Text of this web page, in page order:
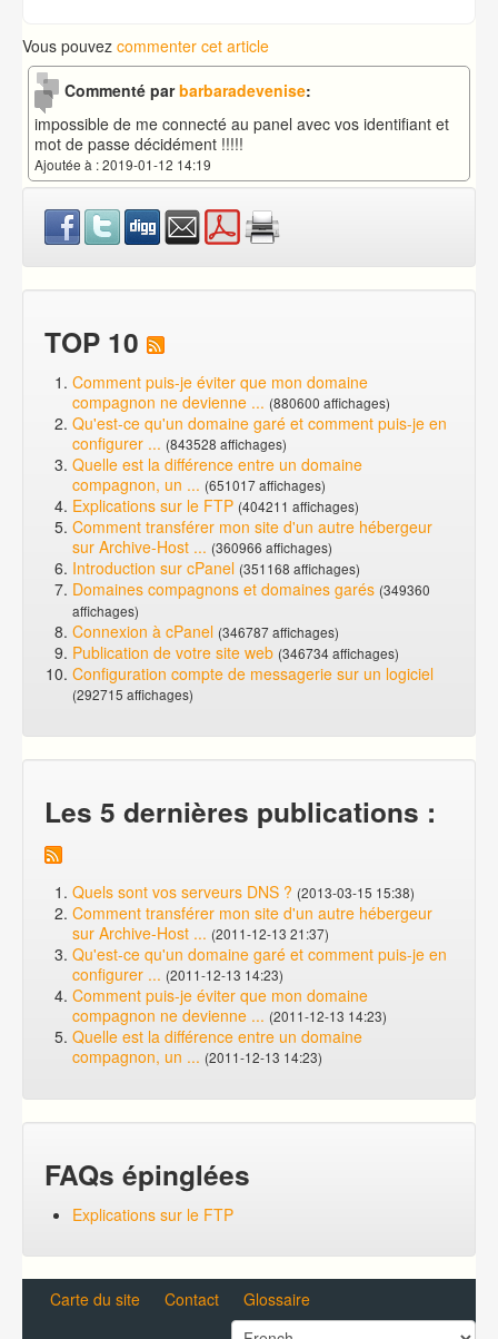
Vous pouvez commenter cet article
Commenté parbarbaradevenise:
impossible de me connecté au panel avec vos identifiant et
mot de passe décidément !!!!!
Ajoutée à : 2019-01-12 14:19
TOP 10
Comment puis-je éviter que mon domaine
compagnon ne devienne ... (880600 affichages)
Qu'est-ce qu'un domaine garé et comment puis-je en
configurer ... (843528 affichages)
Quelle est la différence entre un domaine
compagnon, un ... (651017 affichages)
Explications sur le FTP (404211 affichages)
Comment transférer mon site d'un autre hébergeur
sur Archive-Host ... (360966 affichages)
Introduction sur cPanel (351168 affichages)
Domaines compagnons et domaines garés (349360
affichages)
Connexion à cPanel (346787 affichages)
Publication de votre site web (346734 affichages)
Configuration compte de messagerie sur un logiciel
(292715 affichages)
Les 5 dernières publications :
Quels sont vos serveurs DNS ? (2013-03-15 15:38)
Comment transférer mon site d'un autre hébergeur
sur Archive-Host ... (2011-12-13 21:37)
Qu'est-ce qu'un domaine garé et comment puis-je en
configurer ... (2011-12-13 14:23)
Comment puis-je éviter que mon domaine
compagnon ne devienne ... (2011-12-13 14:23)
Quelle est la différence entre un domaine
compagnon, un ... (2011-12-13 14:23)
FAQs épinglées
Explications sur le FTP
Carte du site Contact Glossaire